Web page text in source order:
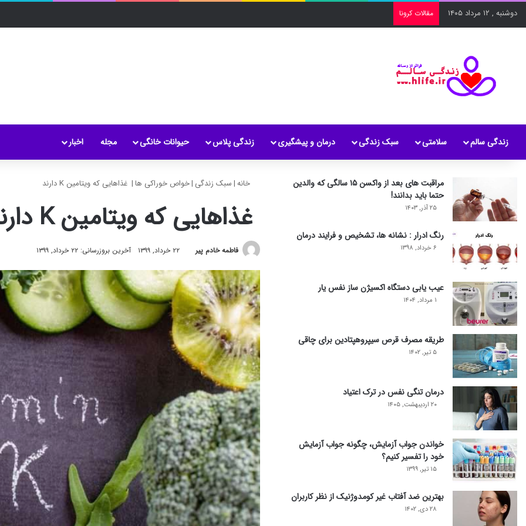
دوشنبه , ۱۲ مرداد ۱۴۰۵ مقالات کرونا
زندگی سالم سلامتی سبک زندگی درمان و پیشگیری زندگی پلاس حیوانات خانگی مجله اخبار
خانه|سبک زندگی |خواص خوراکی ها| غذاهایی که ویتامین K دارند
غذاهایی که ویتامین K دارند
فاطمه خادم ‌پیر ۲۲ خرداد, ۱۳۹۹ آخرین بروزرسانی: ۲۲ خرداد, ۱۳۹۹
مراقبت های بعد از واکسن ۱۵ سالگی که والدین
حتما باید بدانند!
۲۵ آذر, ۱۴۰۳
رنگ ادرار : نشانه ها، تشخیص و فرایند درمان
۶ خرداد, ۱۳۹۸
عیب یابی دستگاه اکسیژن ساز نفس یار
۱ مرداد, ۱۴۰۴
طریقه مصرف قرص سیپروهپتادین برای چاقی
۵ تیر, ۱۴۰۲
درمان تنگی نفس در ترک اعتیاد
۲۰ اردیبهشت, ۱۴۰۵
خواندن جواب آزمایش، چگونه جواب آزمایش
خود را تفسیر کنیم؟
۱۵ تیر, ۱۳۹۹
بهترین ضد آفتاب غیر کومدوژنیک از نظر کاربران
۲۸ دی, ۱۴۰۲